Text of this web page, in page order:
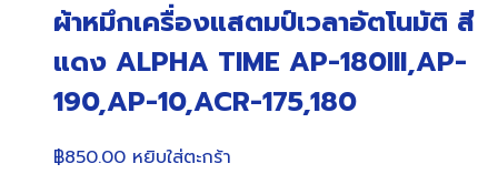
ผ้าหมึกเครื่องแสตมป์เวลาอัตโนมัติ สี
แดง ALPHA TIME AP-180III,AP-
190,AP-10,ACR-175,180
฿850.00 หยิบใส่ตะกร้า